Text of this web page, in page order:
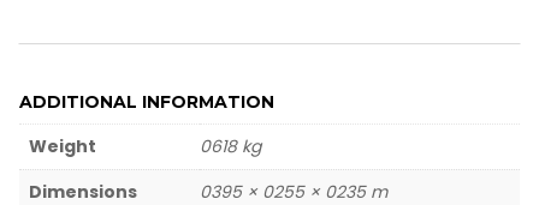
ADDITIONAL INFORMATION
Weight
0618 kg
Dimensions
0395 × 0255 × 0235 m